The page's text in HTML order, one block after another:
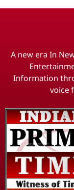
A new era In
Information
voice